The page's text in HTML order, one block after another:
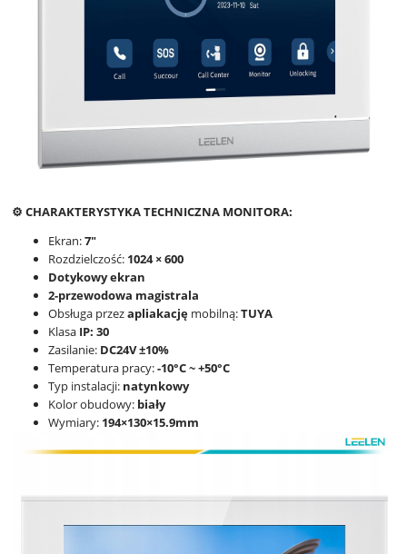
⚙️ CHARAKTERYSTYKA TECHNICZNA MONITORA:
Ekran:7"
Rozdzielczość: 1024 × 600
Dotykowy ekran
2-przewodowa magistrala
Obsługa przezapliakację mobilną:TUYA
Klasa IP: 30
Zasilanie: DC24V ±10%
Temperatura pracy:-10°C ~ +50°C
Typ instalacji: natynkowy
Kolor obudowy: biały
Wymiary: 194×130×15.9mm